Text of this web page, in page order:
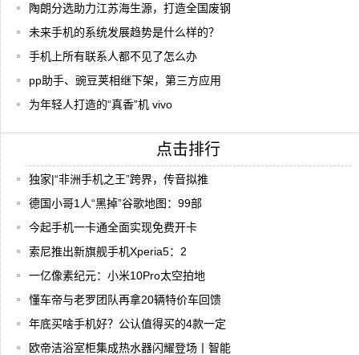
陶朗分选助力江苏海生源，打造全国废钢
未来手机的系统发展趋势是什么样的？
手机上所有联系人都不见了怎么办
pp助手、豌豆荚相继下架，第三方应用
为年轻人打造的“真香”机 vivo
点击排行
独家|“非洲手机之王”跨界，传音拟推
德国小哥1人“黑掉”谷歌地图：99部
今起手机一卡通全面实现免费开卡
索尼推出新旗舰手机Xperia5：2
一亿像素纪元：小米10Pro太空拍地
懂车帝与老罗团队再拿20辆特价车回馈
年底买啥手机好？公认值得买的4款一定
欧帝洁浴室柜集成热水器闪耀登场丨智能